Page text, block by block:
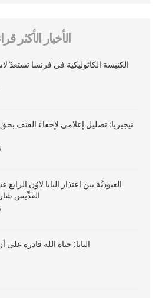
الأخبار الأكثر
الكنيسة الكاثوليكية في فرنسا تستعدّ
نيجيريا: تضليل إعلامي لإخفاء العنف
العبوديَّة بين اعتذار البابا لاوُن
القدِّيس
البابا: حياة الله قادرة على